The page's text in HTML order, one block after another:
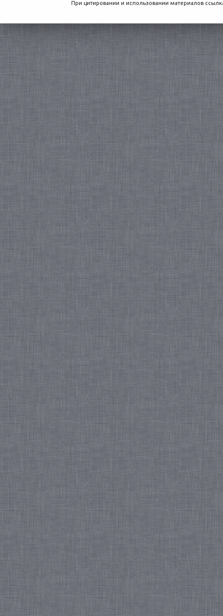
При цитировании и использовании материалов